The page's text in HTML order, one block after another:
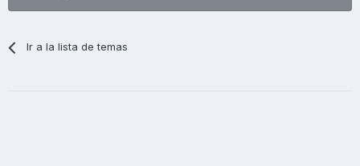
Ir a la lista de temas